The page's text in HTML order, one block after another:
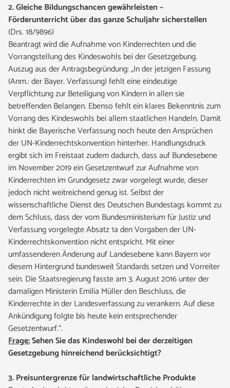
2. GleicheBildungschancen gewährleisten –
Förderunterricht über das ganze Schuljahr sicherstellen
(Drs. 18/9896)
Beantragt wird die Aufnahme von Kinderrechten und die
Vorrangstellung des Kindeswohls bei der Gesetzgebung.
Auszug aus der Antragsbegründung: „In der jetzigen Fassung
(Anm.: der Bayer. Verfassung) fehlt eine eindeutige
Verpflichtung zur Beteiligung von Kindern in allen sie
betreffenden Belangen. Ebenso fehlt ein klares Bekenntnis zum
Vorrang des Kindeswohls bei allem staatlichen Handeln. Damit
hinkt die Bayerische Verfassung noch heute den Ansprüchen
der UN-Kinderrechtskonvention hinterher. Handlungsdruck
ergibt sich im Freistaat zudem dadurch, dass auf Bundesebene
im November 2019 ein Gesetzentwurf zur Aufnahme von
Kinderrechten im Grundgesetz zwar vorgelegt wurde, dieser
jedoch nicht weitreichend genug ist. Selbst der
wissenschaftliche Dienst des Deutschen Bundestags kommt zu
dem Schluss, dass der vom Bundesministerium für Justiz und
Verfassung vorgelegte Absatz 1a den Vorgaben der UN-
Kinderrechtskonvention nicht entspricht. Mit einer
umfassenderen Änderung auf Landesebene kann Bayern vor
diesem Hintergrund bundesweit Standards setzen und Vorreiter
sein. Die Staatsregierung fasste am 3. August 2016 unter der
damaligen Ministerin Emilia Müller den Beschluss, die
Kinderrechte in der Landesverfassung zu verankern. Auf diese
Ankündigung folgte bis heute kein entsprechender
Gesetzentwurf.“.
Frage:Sehen Sie das Kindeswohl bei der derzeitigen
Gesetzgebung hinreichend berücksichtigt?
3. Preisuntergrenze für landwirtschaftliche Produkte